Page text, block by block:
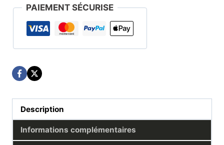
157 PAIEMENT SÉCURISE
Description
Informations complémentaires